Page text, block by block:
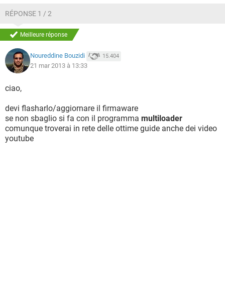
RÉPONSE 1 / 2
Meilleure réponse
Noureddine Bouzidi 15.404
21 mar 2013 à 13:33
ciao,
devi flasharlo/aggiornare il firmaware
se non sbaglio si fa con il programma multiloader
comunque troverai in rete delle ottime guide anche dei video
youtube